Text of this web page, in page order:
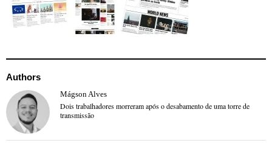
Authors
Mágson Alves
Dois trabalhadores morreram após o desabamento de uma torre de
transmissão